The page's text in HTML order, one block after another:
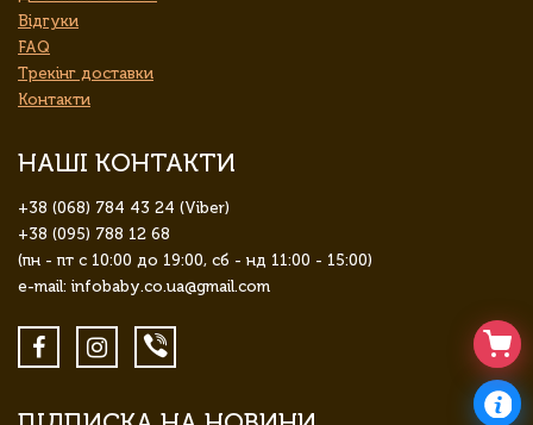
Відгуки
FAQ
Трекінг доставки
Контакти
НАШІ КОНТАКТИ
+38 (068) 784 43 24 (Viber)
+38 (095) 788 12 68
(пн - пт с 10:00 до 19:00, сб - нд 11:00 - 15:00)
e-mail: infobaby.co.ua@gmail.com